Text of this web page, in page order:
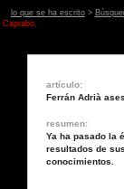
lo que se ha escrito>
Caprabo.
artículo:
Ferrán Adrià
resumen:
Ya ha pasado la
resultados de
conocimientos.